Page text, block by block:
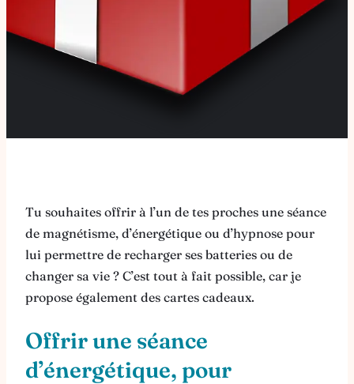
Tu souhaites offrir à l’un de tes proches une séance
de magnétisme, d’énergétique ou d’hypnose pour
lui permettre de recharger ses batteries ou de
changer sa vie ? C’est tout à fait possible, car je
propose également des cartes cadeaux.
Offrir une séance
d’énergétique, pour